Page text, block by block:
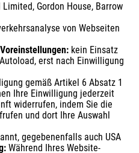
Gordon House, Barrow
von Webseiten
kein Einsatz
erst nach Einwilligung
gemäß Artikel 6 Absatz 1
Ihre Einwilligung jederzeit
widerrufen, indem Sie die
und dort Ihre Auswahl
gegebenenfalls auch USA
Während Ihres Website-